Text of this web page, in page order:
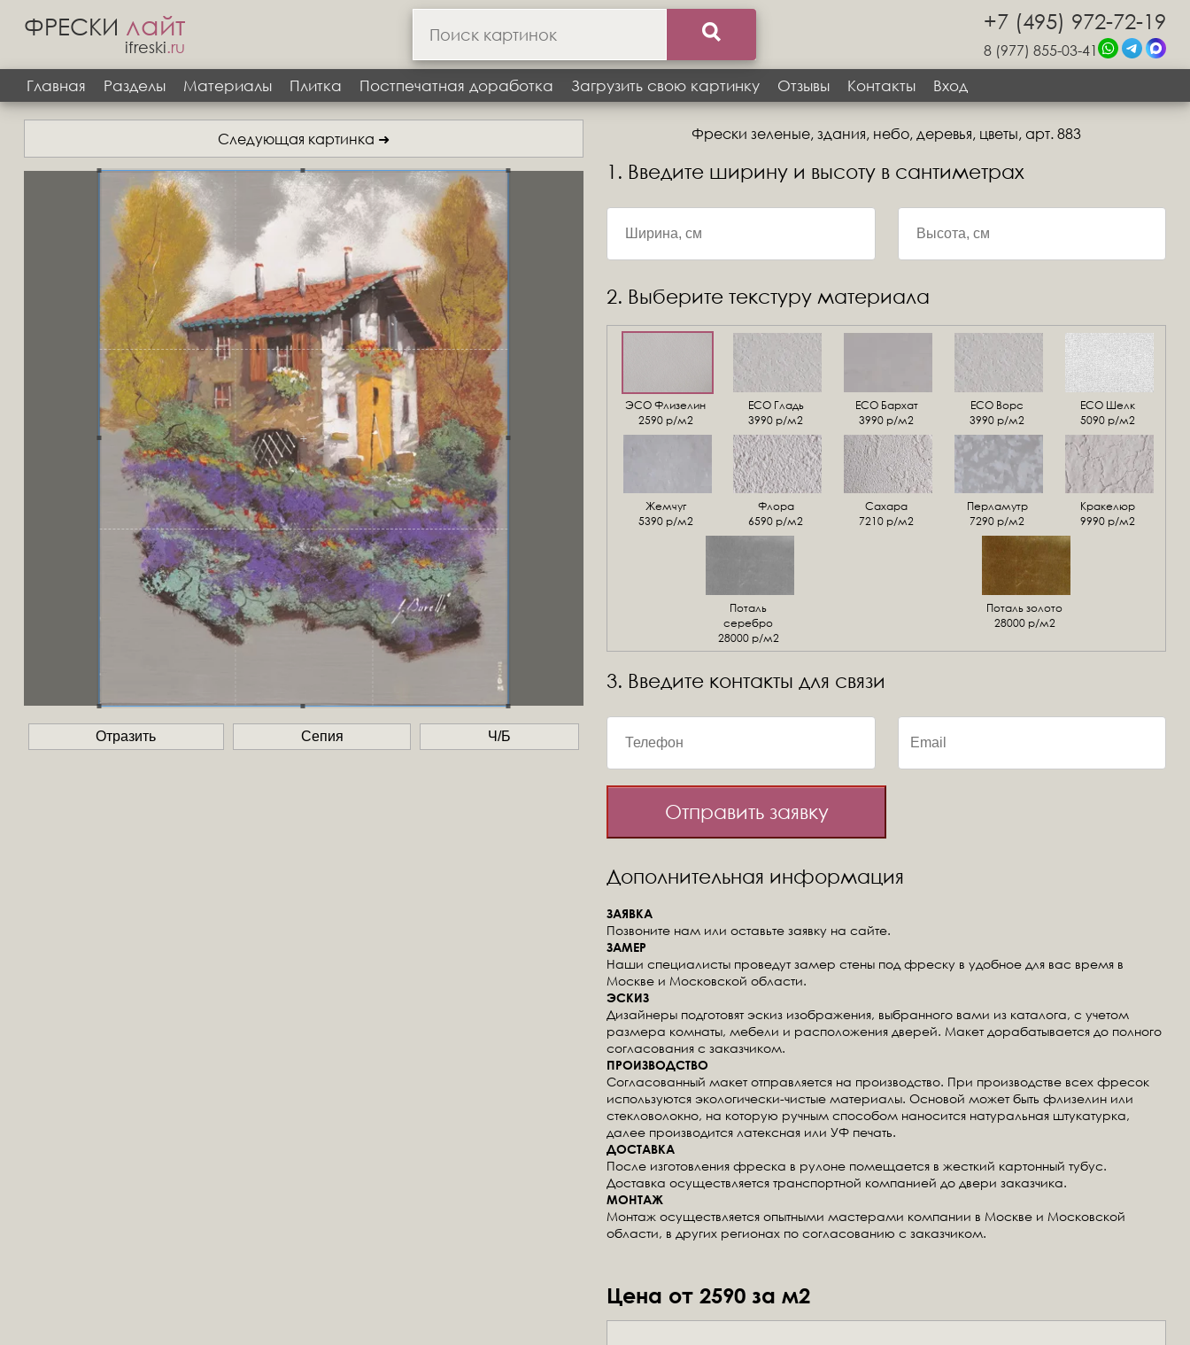
ФРЕСКИ лайт
ifreski.ru
+7 (495) 972-72-19
8 (977) 855-03-41
Главная
Разделы Материалы Плитка Постпечатная доработка Загрузить свою картинку Отзывы Контакты Вход
Следующая картинка ➜
Отразить Сепия Ч/Б
Фрески зеленые, здания, небо, деревья, цветы, арт. 883
1. Введите ширину и высоту в сантиметрах
2. Выберите текстуру материала
ЭСО Флизелин
2590 р/м2
ЕСО Гладь
3990 р/м2
ECO Бархат
3990 р/м2
ЕСО Ворс
3990 р/м2
ЕСО Шелк
5090 р/м2
Жемчуг
5390 р/м2
Флора
6590 р/м2
Сахара
7210 р/м2
Перламутр
7290 р/м2
Кракелюр
9990 р/м2
Поталь
серебро
28000 р/м2
Поталь золото
28000 р/м2
3. Введите контакты для связи
Отправить заявку
Дополнительная информация
ЗАЯВКА
Позвоните нам или оставьте заявку на сайте.
ЗАМЕР
Наши специалисты проведут замер стены под фреску в удобное для вас время в
Москве и Московской области.
ЭСКИЗ
Дизайнеры подготовят эскиз изображения, выбранного вами из каталога, с учетом
размера комнаты, мебели и расположения дверей. Макет дорабатывается до полного
согласования с заказчиком.
ПРОИЗВОДСТВО
Согласованный макет отправляется на производство. При производстве всех фресок
используются экологически-чистые материалы. Основой может быть флизелин или
стекловолокно, на которую ручным способом наносится натуральная штукатурка,
далее производится латексная или УФ печать.
ДОСТАВКА
После изготовления фреска в рулоне помещается в жесткий картонный тубус.
Доставка осуществляется транспортной компанией до двери заказчика.
МОНТАЖ
Монтаж осуществляется опытными мастерами компании в Москве и Московской
области, в других регионах по согласованию с заказчиком.
Цена от 2590 за м2